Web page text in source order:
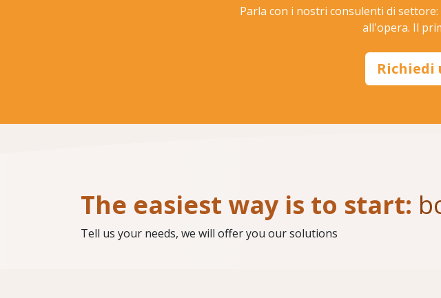
Parla con i nostri consulenti di
all'opera. Il
Richiedi
The easiest way is to start:
Tell us your needs, we will offer you our solutions